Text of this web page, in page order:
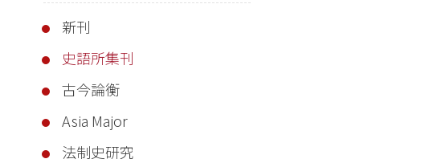
新刊
史語所集刊
古今論衡
Asia Major
法制史研究